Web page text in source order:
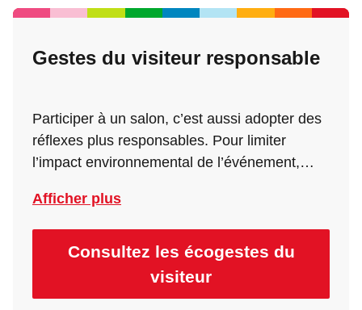
Gestes du visiteur responsable
Participer à un salon, c’est aussi adopter des
réflexes plus responsables. Pour limiter
l’impact environnemental de l’événement,
simples : utiliser les transports en commun ou
encore trier vos déchets sur place. Chaque
action compte pour contribuer à un salon plus
Afficher plus
Consultez les écogestes du
visiteur